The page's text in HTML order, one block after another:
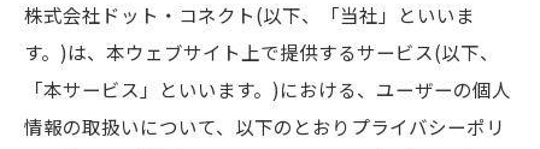
株式会社ドット・コネクト(以下、「当社」といいま
す。)は、本ウェブサイト上で提供するサービス(以下、
「本サービス」といいます。)における、ユーザーの個人
情報の取扱いについて、以下のとおりプライバシーポリ